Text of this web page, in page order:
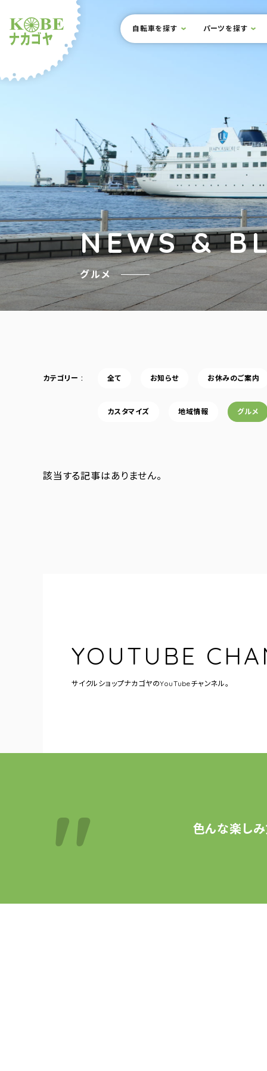
サイト内メニュー
本文までスキップ
自転車を探す パーツを探す
NEWS &
グルメ
カテゴリー 全て お知らせ お休みのご案内
カスタマイズ 地域情報 グルメ
該当する記事はありません。
YOUTUBE
サイクルショップナカゴヤのYouTubeチャンネル。
色んな楽し